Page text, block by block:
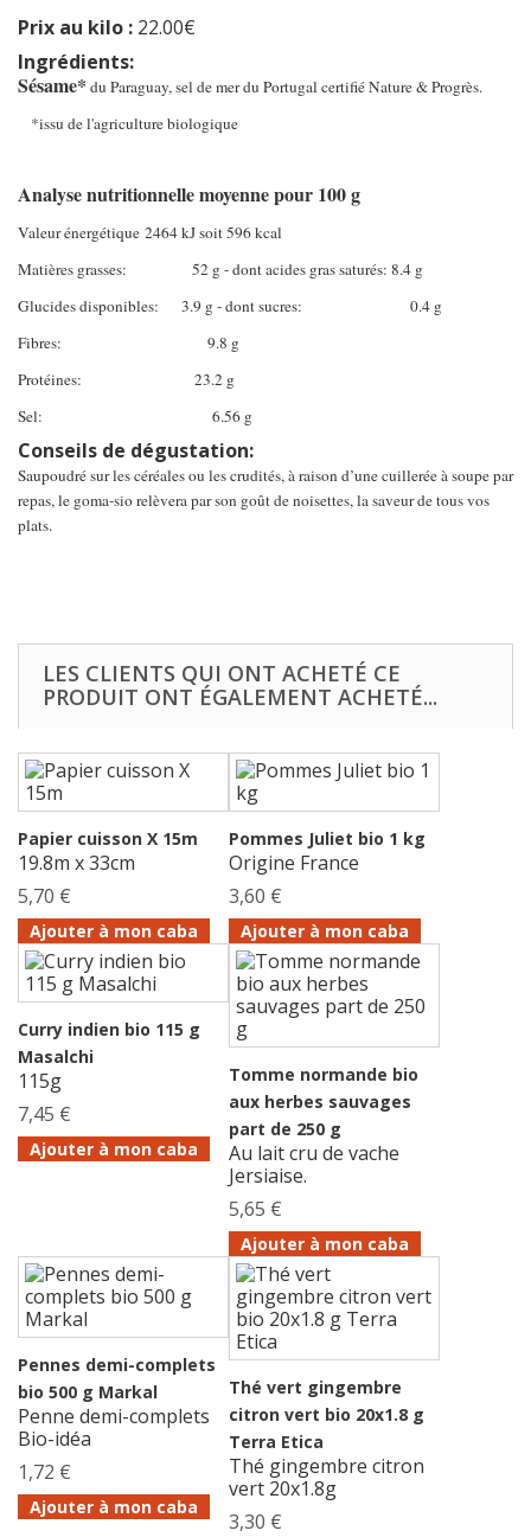
Prix au kilo : 22.00€
Ingrédients:
Sésame* du Paraguay, sel de mer du Portugal certifié Nature & Progrès.
*issu de l'agriculture biologique
Analyse nutritionnelle moyenne pour 100 g
Valeur énergétique 2464 kJ soit 596 kcal
Matières grasses: 52 g - dont acides gras saturés: 8.4 g
Glucides disponibles: 3.9 g - dont sucres: 0.4 g
Fibres: 9.8 g
Protéines: 23.2 g
Sel: 6.56 g
Conseils de dégustation:
Saupoudré sur les céréales ou les crudités, à raison d’une cuillerée à soupe par
repas, le goma-sio relèvera par son goût de noisettes, la saveur de tous vos
plats.
LES CLIENTS QUI ONT ACHETÉ CE
PRODUIT ONT ÉGALEMENT ACHETÉ...
Papier cuisson X 15m
19.8m x 33cm
5,70 €
Ajouter à mon caba
Pommes Juliet bio 1 kg
Origine France
3,60 €
Ajouter à mon caba
Curry indien bio 115 g
Masalchi
115g
7,45 €
Ajouter à mon caba
Tomme normande bio
aux herbes sauvages
part de 250 g
Au lait cru de vache
Jersiaise.
5,65 €
Ajouter à mon caba
Pennes demi-complets
bio 500 g Markal
Penne demi-complets
Bio-idéa
1,72 €
Ajouter à mon caba
Thé vert gingembre
citron vert bio 20x1.8 g
Terra Etica
Thé gingembre citron
vert 20x1.8g
3,30 €